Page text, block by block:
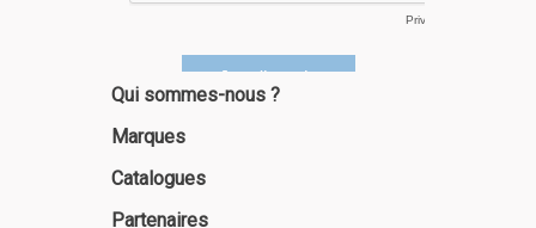
Qui sommes-nous ?
Marques
Catalogues
Partenaires